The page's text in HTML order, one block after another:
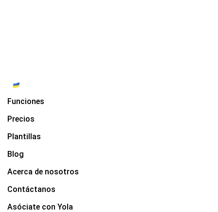
Funciones
Precios
Plantillas
Blog
Acerca de nosotros
Contáctanos
Asóciate con Yola